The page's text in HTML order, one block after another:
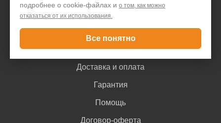
подробнее о cookie-файлах и о том, как можно
отказаться от их использования.
Все понятно
Контакты
Покупателю
Доставка и оплата
Гарантия
Помощь
Договор-оферта